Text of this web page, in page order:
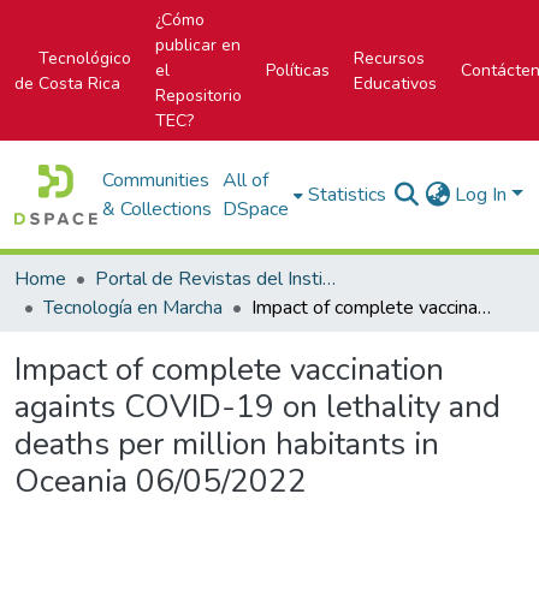
Tecnológico
de Costa Rica
¿Cómo
publicar en
el
Repositorio
TEC?
Políticas
Recursos
Educativos
Communities
& Collections
All of
DSpace
Statistics Log In
Home
Portal de Revistas del Instituto Tecnológico de Costa Rica
Tecnología en Marcha
Impact of complete vaccination againts COVID-19 on lethality and deaths per million habitants in Oceania 06/05/2022
Impact of complete vaccination
againts COVID-19 on lethality and
deaths per million habitants in
Oceania 06/05/2022